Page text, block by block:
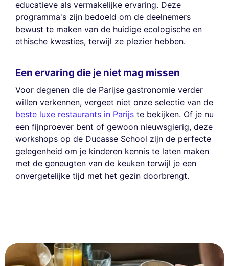
educatieve als vermakelijke ervaring. Deze
programma's zijn bedoeld om de deelnemers
bewust te maken van de huidige ecologische en
ethische kwesties, terwijl ze plezier hebben.
Een ervaring die je niet mag missen
Voor degenen die de Parijse gastronomie verder
willen verkennen, vergeet niet onze selectie van de
beste luxe restaurants in Parijs te bekijken. Of je nu
een fijnproever bent of gewoon nieuwsgierig, deze
workshops op de Ducasse School zijn de perfecte
gelegenheid om je kinderen kennis te laten maken
met de geneugten van de keuken terwijl je een
onvergetelijke tijd met het gezin doorbrengt.